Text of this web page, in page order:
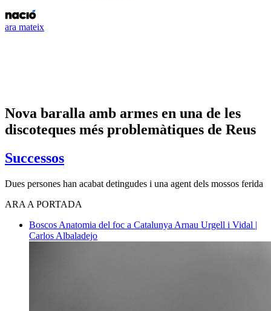
ara mateix
Nova baralla amb armes en una de les
discoteques més problemàtiques de Reus
Successos
Dues persones han acabat detingudes i una agent dels mossos ferida
ARA A PORTADA
Boscos Anatomia del foc a Catalunya Arnau Urgell i Vidal |
Carlos Albaladejo